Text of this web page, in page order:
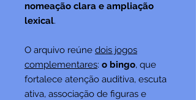
nomeação clara e ampliação
lexical.
O arquivo reúne dois jogos
complementares: o bingo, que
fortalece atenção auditiva, escuta
ativa, associação de figuras e